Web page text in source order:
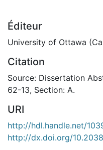
Éditeur
University of Ottawa
Citation
Source: Dissertation
62-13, Section: A.
URI
http://hdl.handle.net/
http://dx.doi.org/